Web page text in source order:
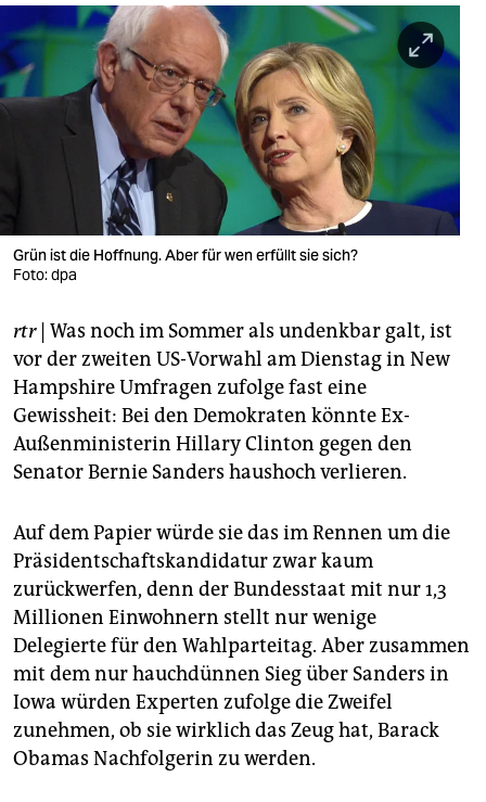
berlin
nord
wahrheit
veranstaltungen
fragen & hilfe
unterstützen
abo
genossenschaft
Grün ist die Hoffnung. Aber für wen erfüllt sie sich?
Foto: dpa
rtr| Was noch im Sommer als undenkbar galt, ist
vor der zweiten US-Vorwahl am Dienstag in New
Hampshire Umfragen zufolge fast eine
Gewissheit: Bei den Demokraten könnte Ex-
Außenministerin Hillary Clinton gegen den
Senator Bernie Sanders haushoch verlieren.
Auf dem Papier würde sie das im Rennen um die
Präsidentschaftskandidatur zwar kaum
zurückwerfen, denn der Bundesstaat mit nur 1,3
Millionen Einwohnern stellt nur wenige
Delegierte für den Wahlparteitag. Aber zusammen
mit dem nur hauchdünnen Sieg über Sanders in
Iowa würden Experten zufolge die Zweifel
zunehmen, ob sie wirklich das Zeug hat, Barack
Obamas Nachfolgerin zu werden.